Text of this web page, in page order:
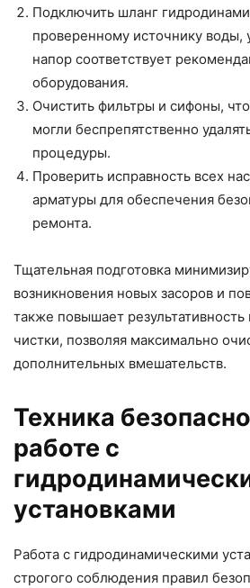
Подключить шланг
проверенному источнику воды,
напор соответствует
оборудования.
Очистить фильтры и сифоны,
могли беспрепятственно
процедуры.
Проверить исправность всех
арматуры для обеспечения
ремонта.
Тщательная подготовка
возникновения новых засоров и
также повышает
чистки, позволяя максимально
дополнительных вмешательств.
Техника
работе с
установками
Работа с гидродинамическими
строгого соблюдения правил